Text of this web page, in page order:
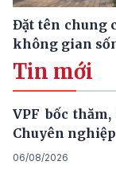
Đặt tên chung
không gian
Tin mới
VPF bốc
Chuyên
06/08/2026